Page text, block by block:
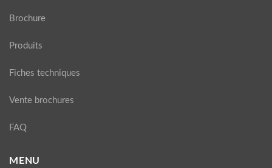
Brochure
Produits
Fiches techniques
Vente brochures
FAQ
MENU